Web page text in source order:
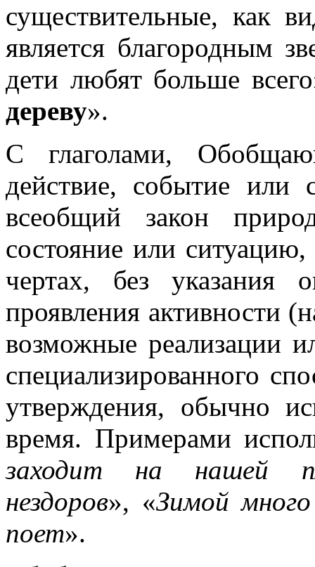
существительные, как
является благородным
дети любят больше
дереву».
С глаголами,
действие, событие или
всеобщий закон
состояние или
чертах, без указания
проявления активности
возможные реализации
специализированного
утверждения, обычно
время. Примерами
заходит на нашей
нездоров», «Зимой много
поет».